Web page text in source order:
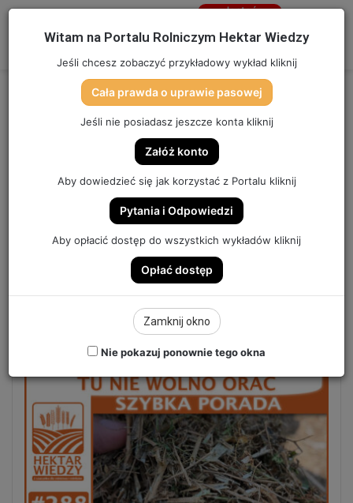
Menu
Jesteś
TU NIE WOLNO ORAĆ | SZYBKA PORADA #288
OSTATNIO DODANE
Witam na Portalu Rolniczym Hektar Wiedzy
Jeśli chcesz zobaczyć przykładowy wykład kliknij
Cała prawda o uprawie pasowej
Jeśli nie posiadasz jeszcze konta kliknij
Załóż konto
Aby dowiedzieć się jak korzystać z Portalu kliknij
Pytania i Odpowiedzi
Aby opłacić dostęp do wszystkich wykładów kliknij
Opłać dostęp
Zamknij okno
Nie pokazuj ponownie tego okna